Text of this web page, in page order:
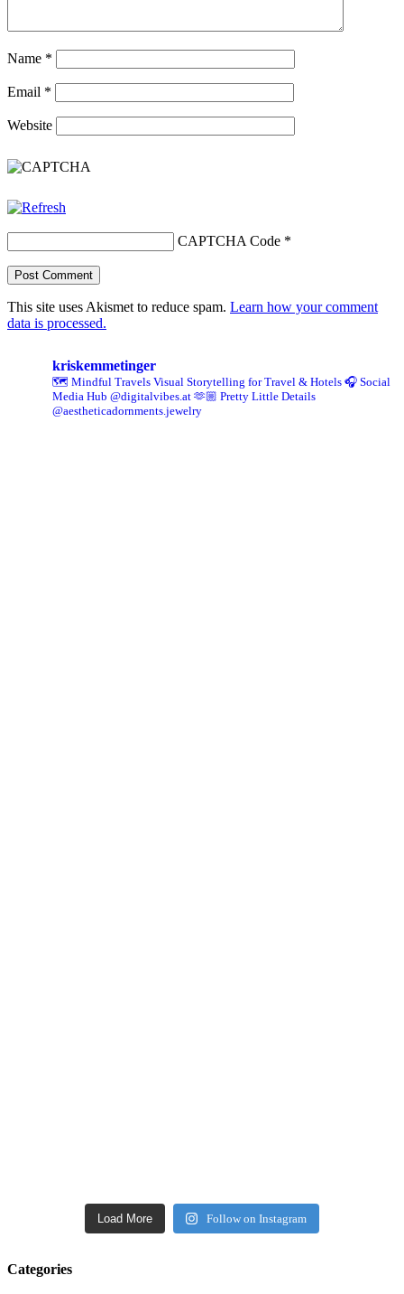
Name *
Email *
Website
CAPTCHA Code *
This site uses Akismet to reduce spam. Learn how your comment
data is processed.
kriskemmetinger
🗺️ Mindful Travels Visual Storytelling for Travel & Hotels 🎧 Social
Media Hub @digitalvibes.at 🫶🏼 Pretty Little Details
@aestheticadornments.jewelry
Load More Follow on Instagram
Categories